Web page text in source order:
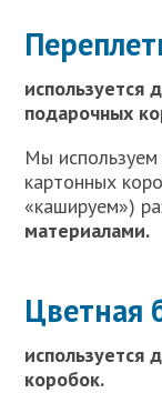
используется
подарочных
Мы
картонных
«кашируем»)
материалами.
Цветная
используется
коробок.